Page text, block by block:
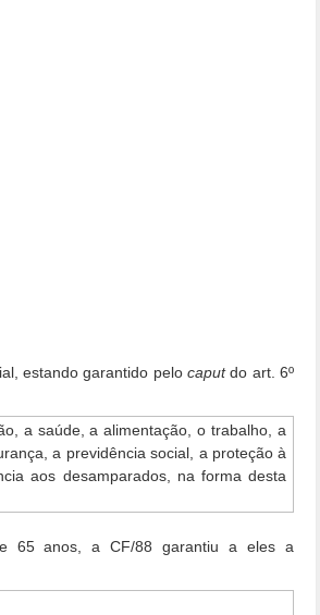
estando garantido pelocaputdo art. 6º
a saúde, a alimentação, o trabalho, a
a previdência social, a proteção à
aos desamparados, na forma desta
65 anos, a CF/88 garantiu a eles a